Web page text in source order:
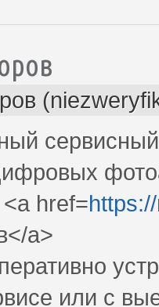
href=
a>
или с